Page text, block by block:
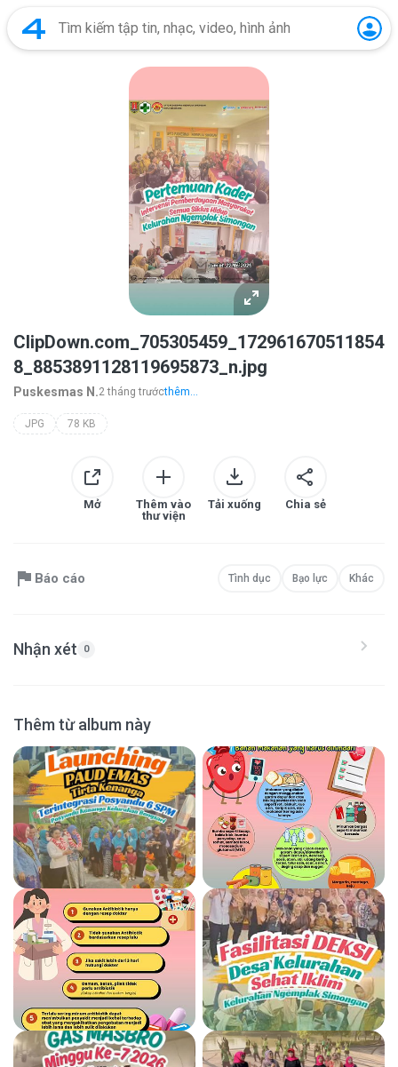
ClipDown.com_705305459_172961670511854
8_8853891128119695873_n.jpg
Puskesmas N.2 tháng trướcthêm...
JPG 78 KB
Mở
Thêm vào
thư viện
Tải xuống Chia sẻ
Báo cáo Tình dục Bạo lực Khác
Nhận xét 0
Thêm từ album này